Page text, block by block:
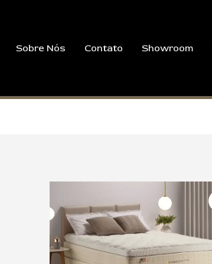
Sobre Nós Contato Showroom